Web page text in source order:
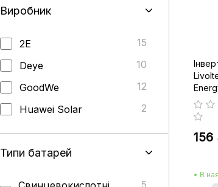
Виробник
2E
15
Deye
10
GoodWe
12
Huawei Solar
2
Livoltek
5
Ryobi
1
Типи батарей
5
ESS
• В